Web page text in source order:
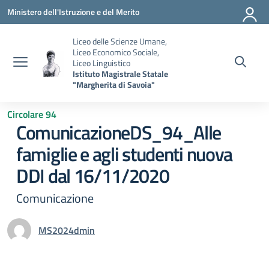
Vai ai contenuti
Vai al menu di navigazione
Vai al footer
Ministero dell'Istruzione e del Merito
Liceo delle Scienze Umane,
Liceo Economico Sociale,
Liceo Linguistico
Istituto Magistrale Statale
"Margherita di Savoia"
Circolare 94
ComunicazioneDS_94_Alle
famiglie e agli studenti nuova
DDI dal 16/11/2020
Comunicazione
MS2024dmin